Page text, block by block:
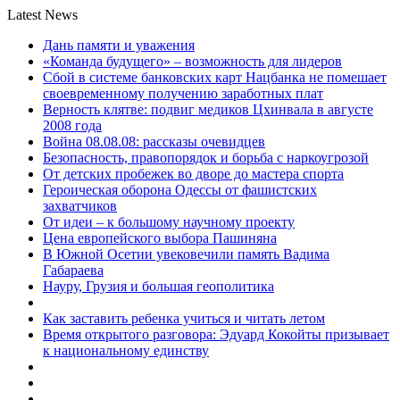
Latest News
Дань памяти и уважения
«Команда будущего» – возможность для лидеров
Сбой в системе банковских карт Нацбанка не помешает
своевременному получению заработных плат
Верность клятве: подвиг медиков Цхинвала в августе
2008 года
Война 08.08.08: рассказы очевидцев
Безопасность, правопорядок и борьба с наркоугрозой
От детских пробежек во дворе до мастера спорта
Героическая оборона Одессы от фашистских
захватчиков
От идеи – к большому научному проекту
Цена европейского выбора Пашиняна
В Южной Осетии увековечили память Вадима
Габараева
Науру, Грузия и большая геополитика
Как заставить ребенка учиться и читать летом
Время открытого разговора: Эдуард Кокойты призывает
к национальному единству